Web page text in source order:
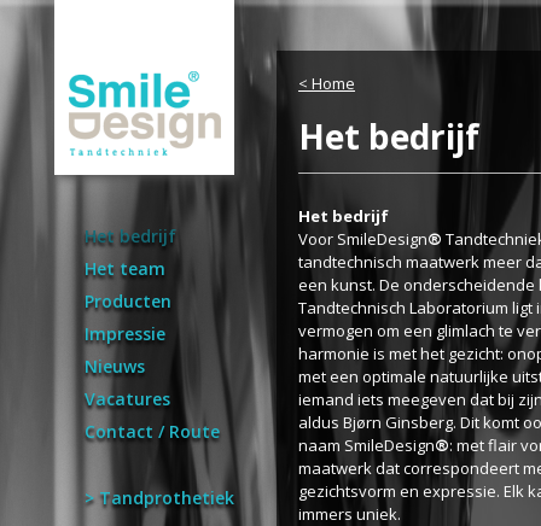
Het bedrijf
Het team
Producten
Impressie
Nieuws
Vacatures
Contact / Route
> Tandprothetiek
< Home
Het bedrijf
Het bedrijf
Voor SmileDesign®
tandtechnisch maatwerk meer
een kunst. De onderscheidende
Tandtechnisch Laboratorium ligt
vermogen om een glimlach te
harmonie is met het gezicht:
met een optimale natuurlijke
iemand iets meegeven dat bij
aldus Bjørn Ginsberg. Dit komt
naam SmileDesign®: met flair
maatwerk dat correspondeert
gezichtsvorm en expressie. Elk
immers uniek.